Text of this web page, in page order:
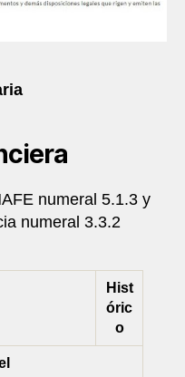
numeral 5.1.3 y
numeral 3.3.2
Hist
óric
o